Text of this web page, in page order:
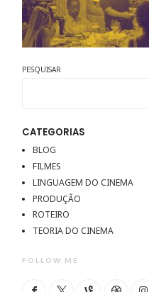
PESQUISAR
CATEGORIAS
BLOG
FILMES
LINGUAGEM DO CINEMA
PRODUÇÃO
ROTEIRO
TEORIA DO CINEMA
FOLLOW ME